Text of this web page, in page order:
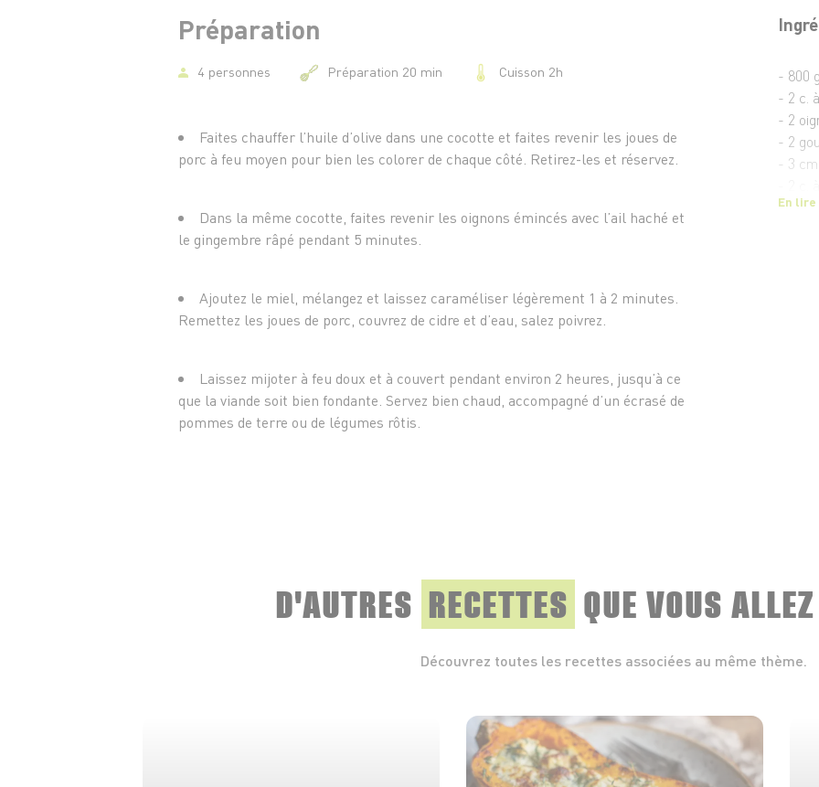
- 800
- 2 c.
- 2
- 2
- 3
- 50 cl
En
Préparation
4 personnes Préparation 20 min Cuisson 2h
Faites chauffer l’huile d’olive dans une cocotte et faites revenir les joues de
porc à feu moyen pour bien les colorer de chaque côté. Retirez-les et réservez.
Dans la même cocotte, faites revenir les oignons émincés avec l’ail haché et
le gingembre râpé pendant 5 minutes.
Ajoutez le miel, mélangez et laissez caraméliser légèrement 1 à 2 minutes.
Remettez les joues de porc, couvrez de cidre et d’eau, salez poivrez.
Laissez mijoter à feu doux et à couvert pendant environ 2 heures, jusqu’à ce
que la viande soit bien fondante. Servez bien chaud, accompagné d’un écrasé de
pommes de terre ou de légumes rôtis.
D'AUTRES RECETTES QUE VOUS
Découvrez toutes les recettes associées au même thème.